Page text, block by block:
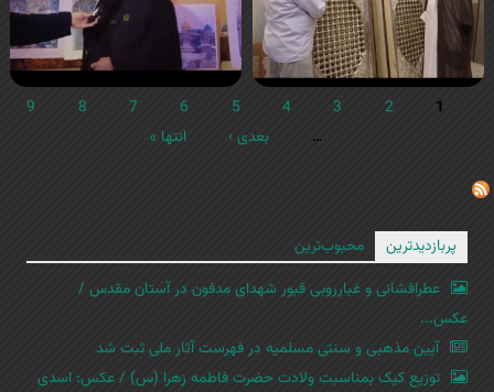
1
2
3
4
5
6
7
8
9
…
بعدی › انتها »
پربازدیدترین
محبوب‌ترین
عطرافشانی و غبارروبی قبور شهدای مدفون در آستان مقدس /
عکس...
آیین مذهبی و سنتی مسلمیه در فهرست آثار ملی ثبت شد
توزیع کیک بمناسبت ولادت حضرت فاطمه زهرا (س) / عکس: اسدی